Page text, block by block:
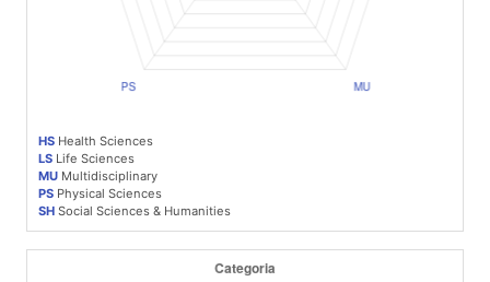
HS Health Sciences
LS Life Sciences
MU Multidisciplinary
PS Physical Sciences
SH Social Sciences & Humanities